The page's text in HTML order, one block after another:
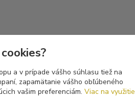
a v prípade vášho súhlasu tiež na
zapamätanie vášho obľúbeného
vašim preferenciám. Viac na využitie